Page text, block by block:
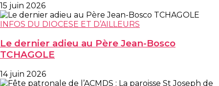
15 juin 2026
INFOS DU DIOCESE ET D’AILLEURS
Le dernier adieu au Père Jean-Bosco
TCHAGOLE
14 juin 2026